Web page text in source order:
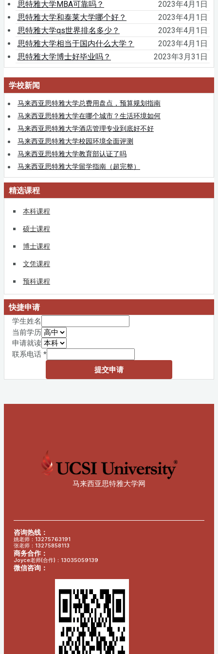
思特雅大学MBA可靠吗？
2023年4月1日
思特雅大学和泰莱大学哪个好？
2023年4月1日
思特雅大学qs世界排名多少？
2023年4月1日
思特雅大学相当于国内什么大学？
2023年4月1日
思特雅大学博士好毕业吗？
2023年3月31日
学校新闻
马来西亚思特雅大学总费用盘点，预算规划指南
马来西亚思特雅大学在哪个城市？生活环境如何
马来西亚思特雅大学酒店管理专业到底好不好
马来西亚思特雅大学校园环境全面评测
马来西亚思特雅大学教育部认证了吗
马来西亚思特雅大学留学指南（超完整）
精选课程
本科课程
硕士课程
博士课程
文凭课程
预科课程
快捷申请
学生姓名
当前学历
申请就读
联系电话 *
提交申请
马来西亚思特雅大学网
咨询热线：
姚老师：13275763191
张老师：13275858113
商务合作：
Joyce老师(合作)：13035059139
微信咨询：